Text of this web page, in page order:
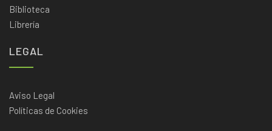
Biblioteca
Librería
LEGAL
Aviso Legal
Políticas de Cookies